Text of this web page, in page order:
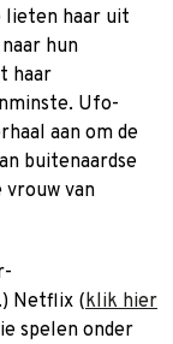
lieten haar uit
hun
haar
Ufo-
aan om de
buitenaardse
vrouw van
Netflix (klik hier
spelen onder